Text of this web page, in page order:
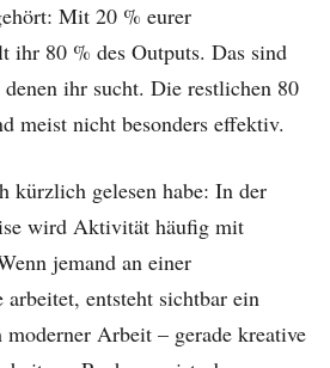
Mit 20 % eurer
ihr 80 % des Outputs. Das sind
ihr sucht. Die restlichen 80
meist nicht besonders effektiv.
kürzlich gelesen habe: In der
wird Aktivität häufig mit
jemand an einer
entsteht sichtbar ein
Arbeit – gerade kreative